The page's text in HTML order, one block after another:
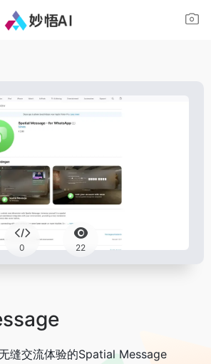
0 22
缝交流体验的Spatial Message